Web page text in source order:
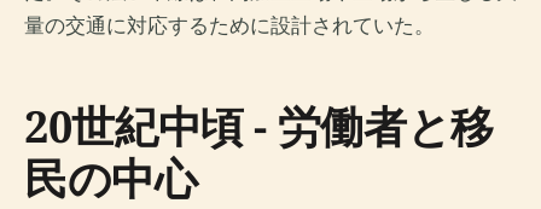
量の交通に対応するために設計されていた。
20世紀中頃 - 労働者と移
民の中心